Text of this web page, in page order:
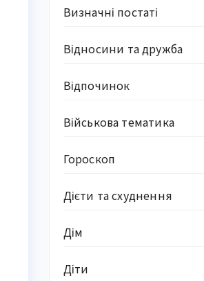
Визначні постаті
Відносини та дружба
Відпочинок
Військова тематика
Гороскоп
Дієти та схуднення
Дім
Діти